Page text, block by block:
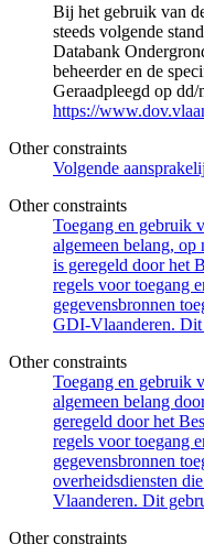
Bij het gebruik van
steeds volgende
Databank
beheerder en de
Geraadpleegd op
https://
Other constraints
Volgende
Other constraints
Toegang en gebruik
algemeen belang, op
is geregeld door het
regels voor toegang
gegevensbronnen
GDI-Vlaanderen. Dit
Other constraints
Toegang en gebruik
algemeen belang
geregeld door het
regels voor toegang
gegevensbronnen
overheidsdiensten
Vlaanderen. Dit
Other constraints